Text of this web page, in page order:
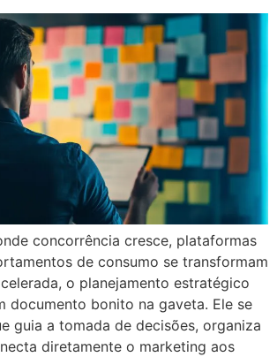
concorrência cresce, plataformas
de consumo se transformam
o planejamento estratégico
documento bonito na gaveta. Ele se
guia a tomada de decisões, organiza
diretamente o marketing aos